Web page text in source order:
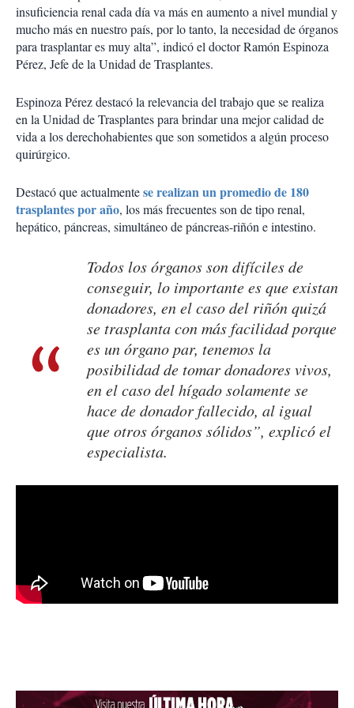
insuficiencia renal cada día va más en aumento a nivel mundial y
mucho más en nuestro país, por lo tanto, la necesidad de órganos
para trasplantar es muy alta”, indicó el doctor Ramón Espinoza
Pérez, Jefe de la Unidad de Trasplantes.
Espinoza Pérez destacó la relevancia del trabajo que se realiza
en la Unidad de Trasplantes para brindar una mejor calidad de
vida a los derechohabientes que son sometidos a algún proceso
quirúrgico.
Destacó que actualmentese realizan un promedio de 180
trasplantes por año, los más frecuentes son de tipo renal,
hepático, páncreas, simultáneo de páncreas-riñón e intestino.
Todos los órganos son difíciles de
conseguir, lo importante es que existan
donadores, en el caso del riñón quizá
se trasplanta con más facilidad porque
es un órgano par, tenemos la
posibilidad de tomar donadores vivos,
en el caso del hígado solamente se
hace de donador fallecido, al igual
que otros órganos sólidos”, explicó el
especialista.